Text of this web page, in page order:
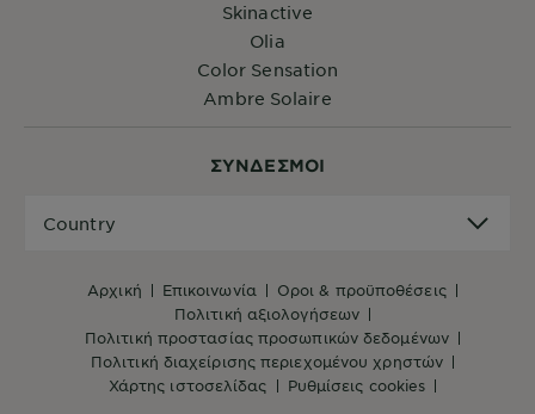
ΣYΝΔΕΣΜΟΙ
αρχική επικοινωνία
όροι & προϋποθέσεις
πολιτική αξιολογήσεων
πολιτική προστασίας προσωπικών δεδομένων
πολιτική διαχείρισης περιεχομένου χρηστών
χάρτης ιστοσελίδας
ρυθμίσεις cookies
Country
Skinactive
Olia
Color Sensation
Ambre Solaire